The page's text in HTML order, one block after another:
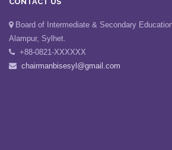
Board of Intermediate & Secondary Education,
Alampur, Sylhet.
+88-0821-XXXXXX